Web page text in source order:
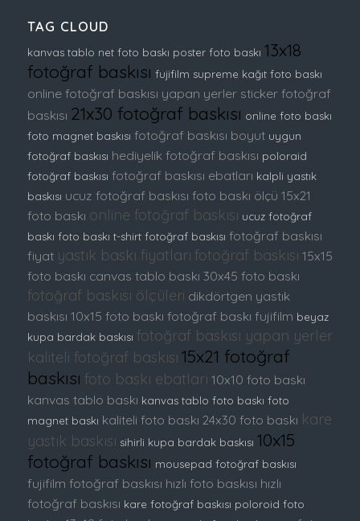
TAG CLOUD
kanvas tablo net foto baskı poster foto baskı 13x18
fotoğraf baskısı fujifilm supreme kağıt foto baskı
online fotoğraf baskısı yapan yerler sticker fotoğraf
baskısı 21x30 fotoğraf baskısı online foto baskı
foto magnet baskısı fotoğraf baskısı boyut uygun
fotoğraf baskısı hediyelik fotoğraf baskısı poloraid
fotoğraf baskısı fotoğraf baskısı ebatları kalpli yastık
baskısı ucuz fotoğraf baskısı foto baskı ölçü 15x21
foto baskı online fotoğraf baskısı ucuz fotoğraf
baskı foto baskı t-shirt fotoğraf baskısı fotoğraf baskısı
fiyat yastık baskı fiyatları fotoğraf baskısı 15x15
foto baskı canvas tablo baskı 30x45 foto baskı
fotoğraf baskısı ölçüleri dikdörtgen yastık
baskısı 10x15 foto baskı fotoğraf baskı fujifilm beyaz
kupa bardak baskısı fotoğraf baskısı yapan yerler
kaliteli fotoğraf baskısı 15x21 fotoğraf
baskısı foto baskı ebatları 10x10 foto baskı
kanvas tablo baskı kanvas tablo foto baskı foto
magnet baskı kaliteli foto baskı 24x30 foto baskı kare
yastık baskısı sihirli kupa bardak baskısı 10x15
fotoğraf baskısı mousepad fotoğraf baskısı
fujifilm fotoğraf baskısı hızlı foto baskısı hızlı
fotoğraf baskısı kare fotoğraf baskısı poloroid foto